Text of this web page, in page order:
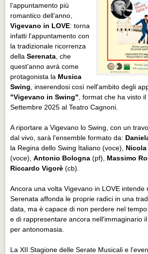
l’appuntamento più
romantico dell’anno,
Vigevano in LOVE: torna
infatti l'appuntamento con
la tradizionale ricorrenza
dellaSerenata , che
quest'anno avrà come
protagonista la Musica
Swing
inserendosi così nell'ambito degli
"Vigevano in Swing" , format che ha visto
Settembre 2025 al Teatro Cagnoni.
A riportare a Vigevano lo Swing, con un
dal vivo, sarà l'ensemble formato da:
la Regina dello Swing Italiano (voce),
(voce),Antonio Bologna (pf), Massimo
Riccardo Vigorè (cb).
Ancora una volta Vigevano in LOVE intende
Serenata affonda le proprie radici in una
data, ma è capace di non perdere nel
e di rappresentare ancora nell'immaginario
per antonomasia.
La XII Stagione delle Serate Musicali e